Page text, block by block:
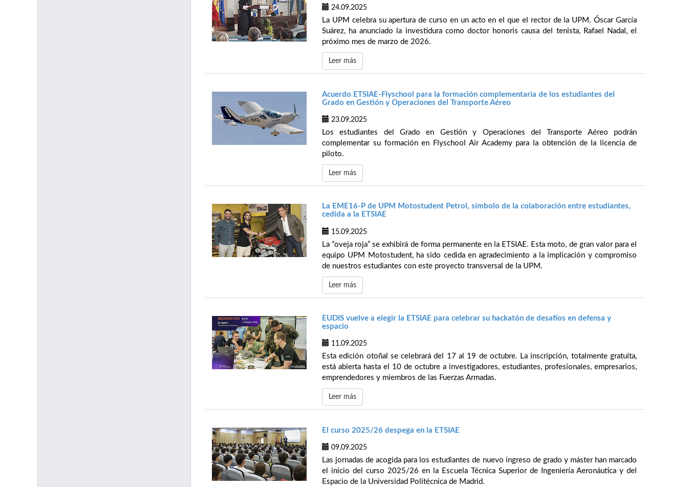
24.09.2025
La UPM celebra su apertura de curso en un acto en el que el rector de la UPM. Óscar García
Suárez, ha anunciado la investidura como doctor honoris causa del tenista, Rafael Nadal, el
próximo mes de marzo de 2026.
Leer más
Acuerdo ETSIAE-Flyschool para la formación complementaria de los estudiantes del
Grado en Gestión y Operaciones del Transporte Aéreo
23.09.2025
Los estudiantes del Grado en Gestión y Operaciones del Transporte Aéreo podrán
complementar su formación en Flyschool Air Academy para la obtención de la licencia de
piloto.
Leer más
La EME16-P de UPM Motostudent Petrol, símbolo de la colaboración entre estudiantes,
cedida a la ETSIAE
15.09.2025
La “oveja roja” se exhibirá de forma permanente en la ETSIAE. Esta moto, de gran valor para el
equipo UPM Motostudent, ha sido cedida en agradecimiento a la implicación y compromiso
de nuestros estudiantes con este proyecto transversal de la UPM.
Leer más
EUDIS vuelve a elegir la ETSIAE para celebrar su hackatón de desafíos en defensa y
espacio
11.09.2025
Esta edición otoñal se celebrará del 17 al 19 de octubre. La inscripción, totalmente gratuita,
está abierta hasta el 10 de octubre a investigadores, estudiantes, profesionales, empresarios,
emprendedores y miembros de las Fuerzas Armadas.
Leer más
El curso 2025/26 despega en la ETSIAE
09.09.2025
Las jornadas de acogida para los estudiantes de nuevo ingreso de grado y máster han marcado
el inicio del curso 2025/26 en la Escuela Técnica Superior de Ingeniería Aeronáutica y del
Espacio de la Universidad Politécnica de Madrid.